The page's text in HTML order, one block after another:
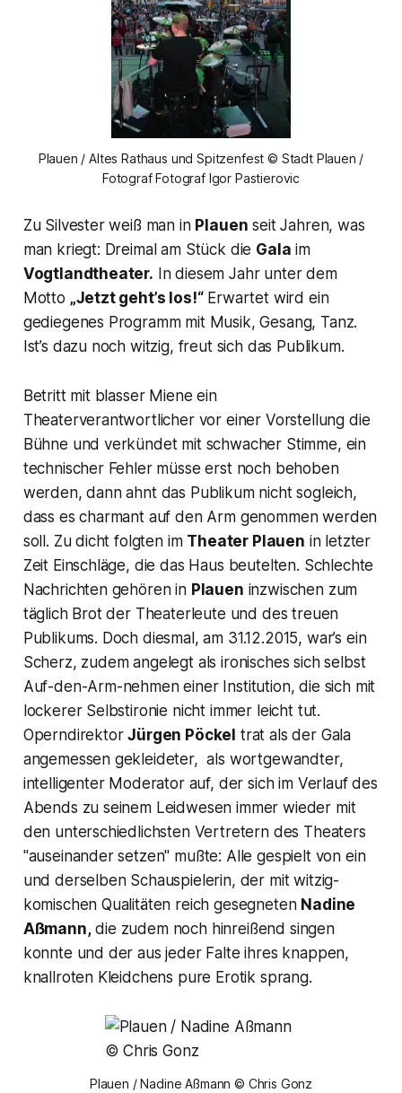
Plauen / Altes Rathaus und Spitzenfest © Stadt Plauen /
Fotograf Fotograf Igor Pastierovic
Zu Silvester weiß man in Plauen seit Jahren, was
man kriegt: Dreimal am Stück die Gala im
Vogtlandtheater. In diesem Jahr unter dem
Motto „Jetzt geht’s los!“Erwartet wird ein
gediegenes Programm mit Musik, Gesang, Tanz.
Ist’s dazu noch witzig, freut sich das Publikum.
Betritt mit blasser Miene ein
Theaterverantwortlicher vor einer Vorstellung die
Bühne und verkündet mit schwacher Stimme, ein
technischer Fehler müsse erst noch behoben
werden, dann ahnt das Publikum nicht sogleich,
dass es charmant auf den Arm genommen werden
soll. Zu dicht folgten im Theater Plauen in letzter
Zeit Einschläge, die das Haus beutelten. Schlechte
Nachrichten gehören in Plauen inzwischen zum
täglich Brot der Theaterleute und des treuen
Publikums. Doch diesmal, am 31.12.2015, war’s ein
Scherz, zudem angelegt als ironisches sich selbst
Auf-den-Arm-nehmen einer Institution, die sich mit
lockerer Selbstironie nicht immer leicht tut.
OperndirektorJürgen Pöckel trat als der Gala
angemessen gekleideter, als wortgewandter,
intelligenter Moderator auf, der sich im Verlauf des
Abends zu seinem Leidwesen immer wieder mit
den unterschiedlichsten Vertretern des Theaters
"auseinander setzen" mußte: Alle gespielt von ein
und derselben Schauspielerin, der mit witzig-
komischen Qualitäten reich gesegneten Nadine
Aßmann,die zudem noch hinreißend singen
konnte und der aus jeder Falte ihres knappen,
knallroten Kleidchens pure Erotik sprang.
Plauen / Nadine Aßmann © Chris Gonz